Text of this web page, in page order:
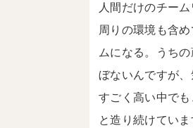
人間だけのチーム
周りの環境も含
ムになる。うち
ぼないんですが
すごく高い中で
と造り続けてい